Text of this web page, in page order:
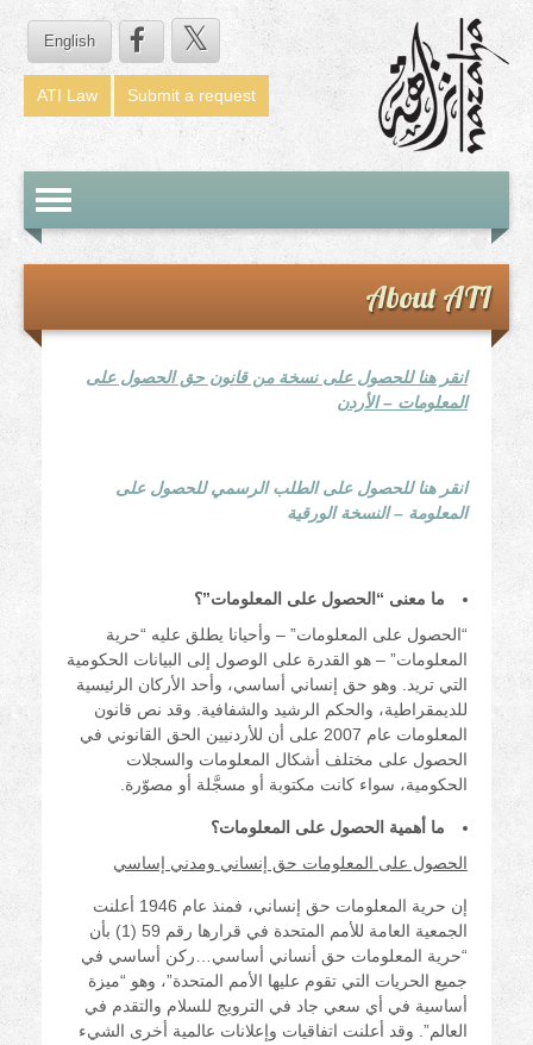
English
Submit a request
ATI Law
Toggle
About ATI
انقر هنا للحصول على نسخة من قانون حق الحصول على
المعلومات – الأردن
انقر هنا للحصول على الطلب الرسمي للحصول على
المعلومة – النسخة الورقية
ما معنى “الحصول على المعلومات”؟
“الحصول على المعلومات” – وأحيانا يطلق عليه “حرية
المعلومات” – هو القدرة على الوصول إلى البيانات الحكومية
التي تريد. وهو حق إنساني أساسي، وأحد الأركان الرئيسية
للديمقراطية، والحكم الرشيد والشفافية. وقد نص قانون
المعلومات عام 2007 على أن للأردنيين الحق القانوني في
الحصول على مختلف أشكال المعلومات والسجلات
الحكومية، سواء كانت مكتوبة أو مسجَّلة أو مصوّرة.
ما أهمية الحصول على المعلومات؟
الحصول على المعلومات حق إنساني ومدني إساسي
إن حرية المعلومات حق إنساني، فمنذ عام 1946 أعلنت
الجمعية العامة للأمم المتحدة في قرارها رقم 59 (1) بأن
“حرية المعلومات حق أنساني أساسي…ركن أساسي في
جميع الحريات التي تقوم عليها الأمم المتحدة”، وهو “ميزة
أساسية في أي سعي جاد في الترويج للسلام والتقدم في
العالم”. وقد أعلنت اتفاقيات وإعلانات عالمية أخرى الشيء